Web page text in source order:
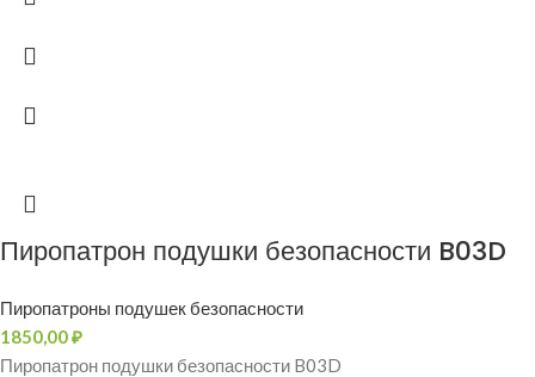
Пиропатрон подушки безопасности B03D
Пиропатроны подушек безопасности
1850,00₽
Пиропатрон подушки безопасности B03D